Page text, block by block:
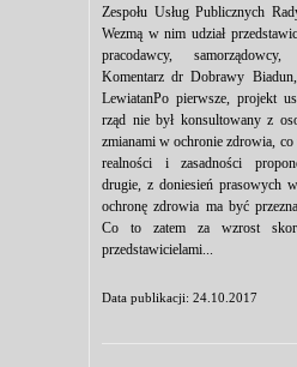
Zespołu Usług Publicznych
Wezmą w nim udział
pracodawcy,
Komentarz dr Dobrawy
LewiatanPo pierwsze, projekt
rząd nie był konsultowany z
zmianami w ochronie zdrowia,
realności i zasadności
drugie, z doniesień prasowych
ochronę zdrowia ma być
Co to zatem za wzrost
przedstawicielami...
Data publikacji: 24.10.2017